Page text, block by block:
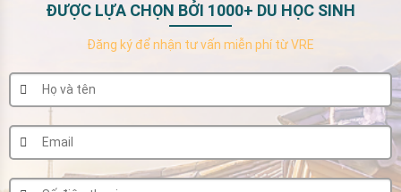
ĐƯỢC LỰA CHỌN BỞI 1000+ DU HỌC SINH
Đăng ký để nhận tư vấn miễn phí từ VRE